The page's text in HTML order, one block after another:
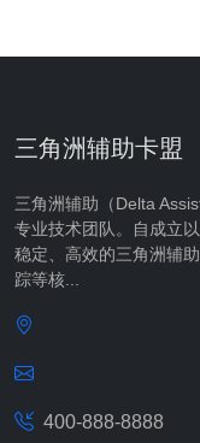
三角洲辅助卡盟
三角洲辅助（Delta
专业技术团队。自成立
稳定、高效的三角洲辅
踪等核...
400-888-8888